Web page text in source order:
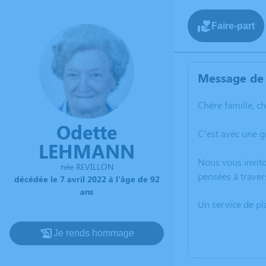
Odette
LEHMANN
née REVILLON
décédée le 7 avril 2022 à l'âge de 92
ans
Je rends hommage
Faire-part
Message
Chère famille,
C’est avec une
Nous vous
pensées à
Un service de